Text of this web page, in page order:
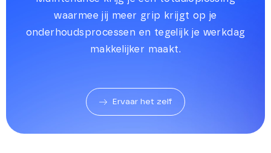
waarmee jij meer grip krijgt op je
onderhoudsprocessen en tegelijk je werkdag
makkelijker maakt.
Ervaar het zelf